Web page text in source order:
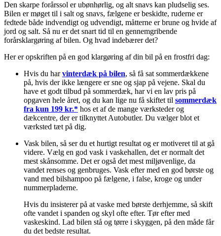
Den skarpe forårssol er ubønhørlig, og alt snavs kan pludselig ses.
Bilen er møget til i salt og snavs, fælgene er beskidte, ruderne er
fedtede både indvendigt og udvendigt, måtterne er brune og hvide af
jord og salt. Så nu er det snart tid til en gennemgribende
forårsklargøring af bilen. Og hvad indebærer det?
Her er opskriften på en god klargøring af din bil på en frostfri dag:
Hvis du harvinterdæk på bilen, så få sat sommerdækkene
på, hvis der ikke længere er sne og sjap på vejene. Skal du
have et godt tilbud på sommerdæk, har vi en lav pris på
opgaven hele året, og du kan lige nu få skiftet til sommerdæk
fra kun 199 kr.* hos et af de mange værksteder og
dækcentre, der er tilknyttet Autobutler. Du vælger blot et
værksted tæt på dig.
Vask bilen, så ser du et hurtigt resultat og er motiveret til at gå
videre. Vælg en god vask i vaskehallen, det er normalt det
mest skånsomme. Det er også det mest miljøvenlige, da
vandet renses og genbruges. Vask efter med en god børste og
vand med bilshampoo på fælgene, i false, kroge og under
nummerpladerne.
Hvis du insisterer på at vaske med børste derhjemme, så skift
ofte vandet i spanden og skyl ofte efter. Tør efter med
vaskeskind. Lad bilen stå og tørre i skyggen, på den måde får
du det bedste resultat.